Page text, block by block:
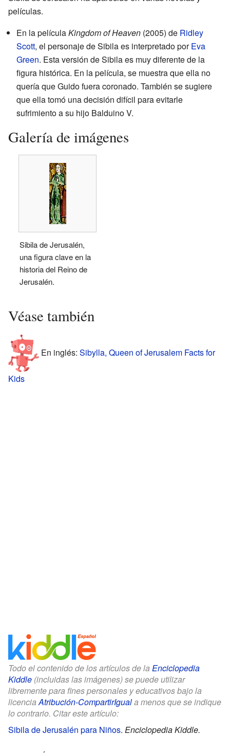
películas.
En la películaKingdom of Heaven (2005) de Ridley
Scott, el personaje de Sibila es interpretado porEva
Green. Esta versión de Sibila es muy diferente de la
figura histórica. En la película, se muestra que ella no
quería que Guido fuera coronado. También se sugiere
que ella tomó una decisión difícil para evitarle
sufrimiento a su hijo Balduino V.
Galería de imágenes
Sibila de Jerusalén,
una figura clave en la
historia del Reino de
Jerusalén.
Véase también
En inglés: Sibylla, Queen of Jerusalem Facts for
Kids
Todo el contenido de los artículos de la Enciclopedia
Kiddle (incluidas las imágenes) se puede utilizar
libremente para fines personales y educativos bajo la
licenciaAtribución-CompartirIguala menos que se indique
lo contrario. Citar este artículo:
Sibila de Jerusalén para Niños. Enciclopedia Kiddle.